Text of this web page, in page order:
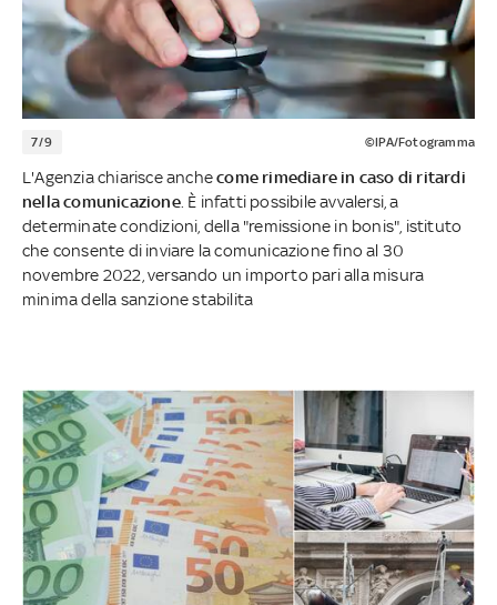
7/9 ©IPA/Fotogramma
L'Agenzia chiarisce anchecome rimediare in caso di ritardi
nella comunicazione. È infatti possibile avvalersi, a
determinate condizioni, della "remissione in bonis", istituto
che consente di inviare la comunicazione fino al 30
novembre 2022, versando un importo pari alla misura
minima della sanzione stabilita